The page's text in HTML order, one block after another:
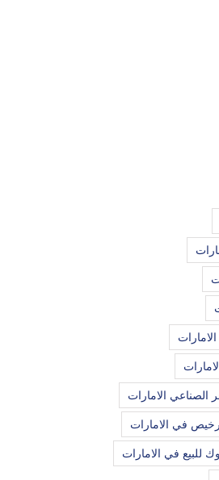
الصناعي الامارات
رخيص في الامارات
للبيع في الامارات